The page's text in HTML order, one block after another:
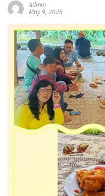
Admin
May 9, 2026